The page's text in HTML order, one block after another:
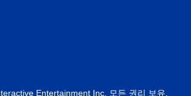
Entertainment Inc. 모든 권리 보유.